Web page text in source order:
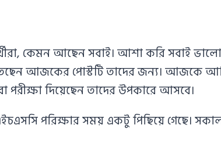
কেমন আছেন সবাই। আশা করি সবাই
আজকের পোস্টটি তাদের জন্য। আজকে
পরীক্ষা দিয়েছেন তাদের উপকারে আসবে।
পরিক্ষার সময় একটু পিছিয়ে গেছে।